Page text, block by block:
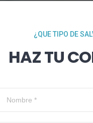
¿QUE TIPO DE
HAZ TU